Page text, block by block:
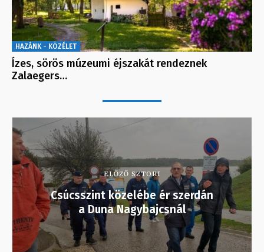
HAZÁNK - KÖZÉLET
Ízes, sörös múzeumi éjszakát rendeznek
Zalaegers…
ELŐZŐ SZTORI
Csúcsszint közelébe ér szerdán
a Duna Nagybajcsnál